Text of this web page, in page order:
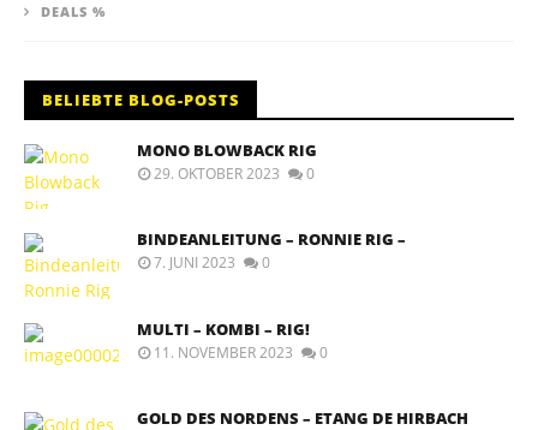
DEALS %
BELIEBTE BLOG-POSTS
MONO BLOWBACK RIG
29. OKTOBER 2023 0
BINDEANLEITUNG – RONNIE RIG –
7. JUNI 2023 0
MULTI – KOMBI – RIG!
11. NOVEMBER 2023 0
GOLD DES NORDENS – ETANG DE HIRBACH